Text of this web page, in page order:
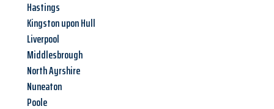
Hastings
Kingston upon Hull
Liverpool
Middlesbrough
North Ayrshire
Nuneaton
Poole